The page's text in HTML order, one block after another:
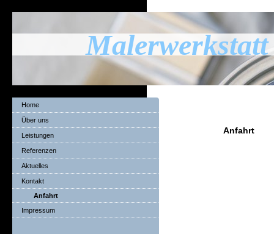
Anfahrt
Home
Über uns
Leistungen
Referenzen
Aktuelles
Kontakt
Anfahrt
Impressum